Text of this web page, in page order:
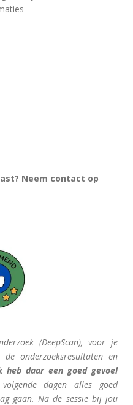
Neem contact op
(DeepScan), voor je
onderzoeksresultaten en
heb daar een goed gevoel
dagen alles goed
gaan. Na de sessie bij jou